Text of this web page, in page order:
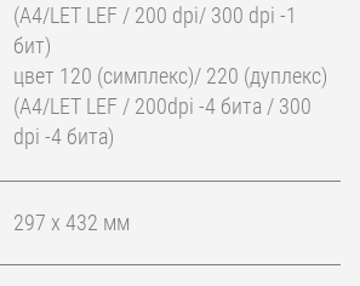
(A4/LET LEF / 200 dpi/ 300 dpi -1
бит)
цвет 120 (симплекс)/ 220 (дуплекс)
(A4/LET LEF / 200dpi -4 бита / 300
dpi -4 бита)
297 x 432 мм